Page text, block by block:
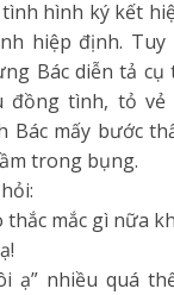
hình ký kết
hiệp định.
Bác diễn tả
đồng tình, tỏ vẻ
Bác mấy bước
trong bụng.
thắc mắc gì nữa
ạ” nhiều quá